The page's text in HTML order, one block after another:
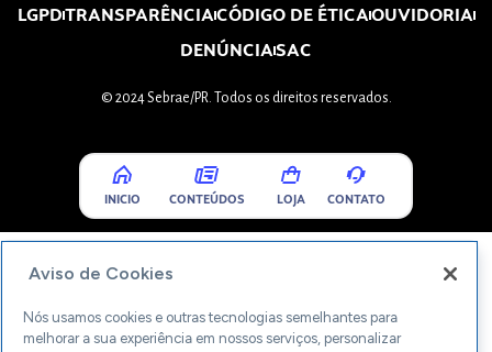
LGPDTRANSPARÊNCIACÓDIGO DE ÉTICAOUVIDORIA
DENÚNCIASAC
© 2024 Sebrae/PR. Todos os direitos reservados.
INICIO CONTEÚDOS LOJA CONTATO
Aviso de Cookies
Nós usamos cookies e outras tecnologias semelhantes para
melhorar a sua experiência em nossos serviços, personalizar